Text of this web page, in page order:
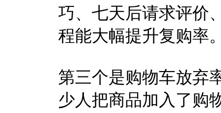
巧、七天后请求评价
程能大幅提升复购率
第三个是购物车放弃
少人把商品加入了购